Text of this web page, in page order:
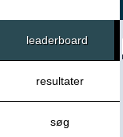
leaderboard
resultater
søg